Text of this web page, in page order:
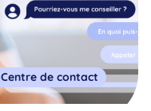
Centre de contact